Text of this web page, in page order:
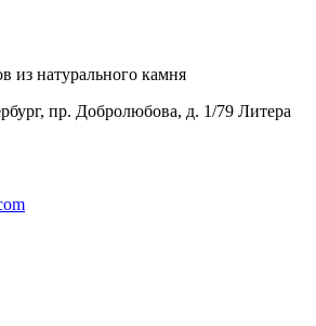
из натурального камня
пр. Добролюбова, д. 1/79 Литера